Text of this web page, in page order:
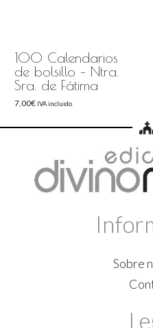
100 Calendarios
de bolsillo – Ntra.
Sra. de Fátima
7,00€ IVA incluido
Sobre